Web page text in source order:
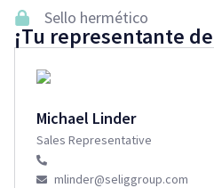
Sello hermético
¡Tu representante
Michael Linder
Sales Representative
mlinder@seliggroup.com